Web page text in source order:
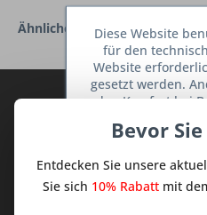
Ähnliche Artikel
Abonnieren Sie den
TraumKüche
Sie keine Neuigkeit
dem Traum Küchen -
Bevor
Entdecken Sie unsere
Sie sich 10% Rabattmit
Diese Website
für den
Website
gesetzt werden.
den Komfort bei
dienen oder die
Netzwerken
werden nur mit